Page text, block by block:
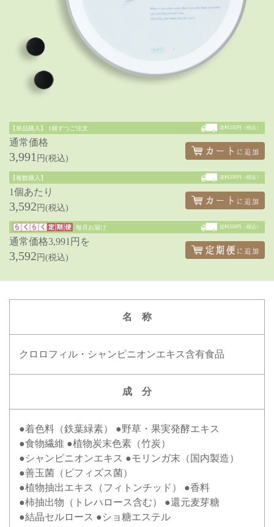
【単品購入】 1個ずつご注文 送料330円（税込）
通常価格
3,991 円(税込)
【複数購入】 送料330円（税込）
1個あたり
3,592 円(税込)
毎月お届け 送料330円（税込）
通常価格3,991円を
3,592 円(税込)
名 称
クロロフィル・シャンピニオンエキス含有食品
成 分
着色料（鉄葉緑素）
野草・果実発酵エキス
食物繊維
植物炭末色素（竹炭）
シャンピニオンエキス
モリンガ末（国内製造）
善玉菌（ビフィズス菌）
植物抽出エキス（フィトンチッド）
香料
柿抽出物（トレハロース含む）
還元麦芽糖
結晶セルロース
ショ糖エステル